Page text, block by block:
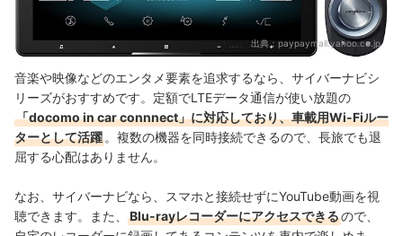
出典： paypaymall.yahoo.co.jp
音楽や映像などのエンタメ要素を追求するなら、サイバーナビシ
リーズがおすすめです。定額でLTEデータ通信が使い放題の
「docomo in car connnect」に対応しており、車載用Wi-Fiルー
ターとして活躍 。複数の機器を同時接続できるので、長旅でも退
屈する心配はありません。
なお、サイバーナビなら、スマホと接続せずにYouTube動画を視
聴できます。また、
Blu-rayレコーダーにアクセスできるので、